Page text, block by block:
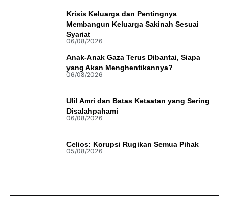
Krisis Keluarga dan Pentingnya
Membangun Keluarga Sakinah Sesuai
Syariat
06/08/2026
Anak-Anak Gaza Terus Dibantai, Siapa
yang Akan Menghentikannya?
06/08/2026
Ulil Amri dan Batas Ketaatan yang Sering
Disalahpahami
06/08/2026
Celios: Korupsi Rugikan Semua Pihak
05/08/2026